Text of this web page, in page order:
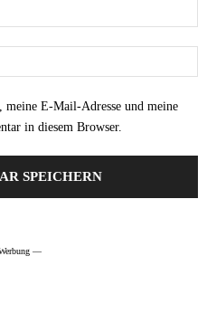
meine E-Mail-Adresse und meine
in diesem Browser.
—